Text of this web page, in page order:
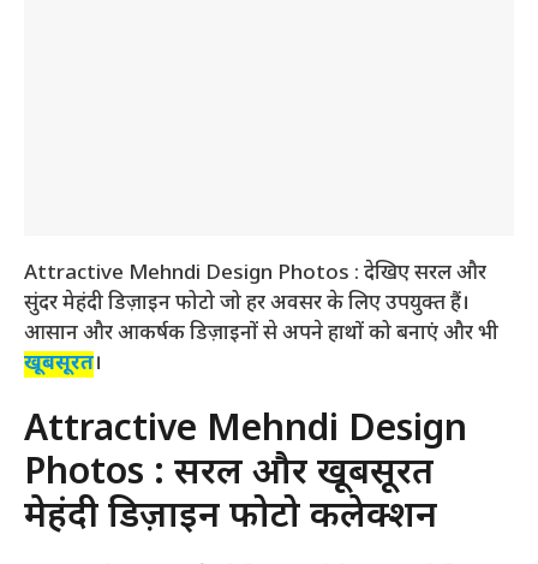
Attractive Mehndi Design Photos : देखिए सरल और
सुंदर मेहंदी डिज़ाइन फोटो जो हर अवसर के लिए उपयुक्त हैं।
आसान और आकर्षक डिज़ाइनों से अपने हाथों को बनाएं और भी
खूबसूरत।
Attractive Mehndi Design
Photos : सरल और खूबसूरत
मेहंदी डिज़ाइन फोटो कलेक्शन